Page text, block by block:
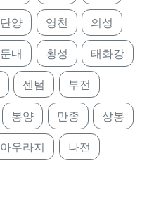
단양 영천 의성
둔내 횡성 태화강
센텀 부전
봉양 만종 상봉
아우라지 나전